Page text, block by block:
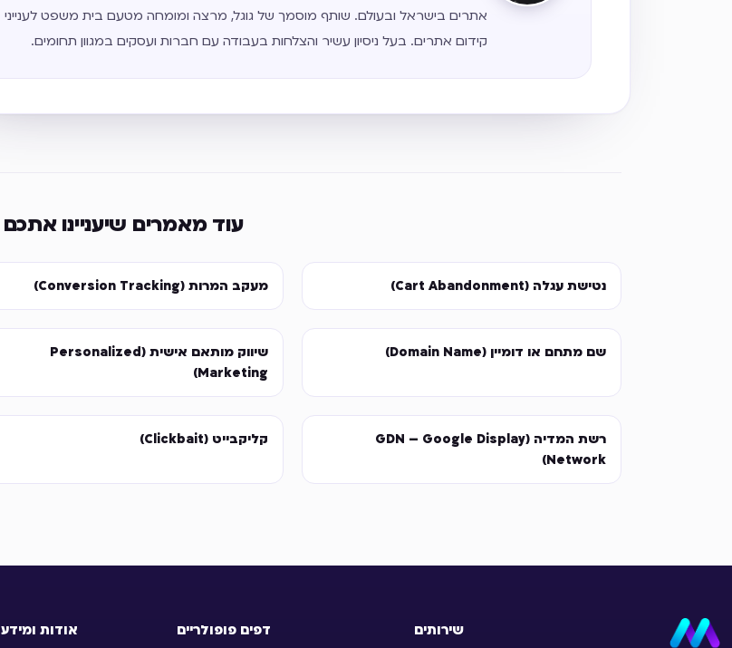
אתרים בישראל ובעולם. שותף מוסמך של גוגל, מרצה ומומחה מטעם בית משפט לענייני
קידום אתרים. בעל ניסיון עשיר והצלחות בעבודה עם חברות ועסקים במגוון תחומים.
עוד מאמרים שיעניינו אתכם
נטישת עגלה (Cart Abandonment) מעקב המרות (Conversion Tracking)
שם מתחם או דומיין (Domain Name)
שיווק מותאם אישית (Personalized
Marketing)
רשת המדיה (GDN – Google Display
Network)
קליקבייט (Clickbait)
שירותים דפים פופולריים אודות ומידע